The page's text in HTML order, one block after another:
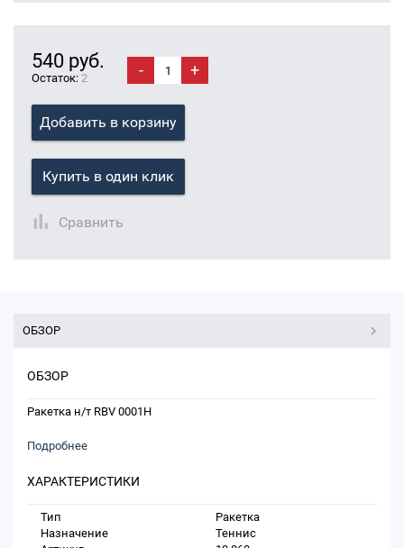
540 руб.
Остаток: 2 - +
Добавить в корзину
Купить в один клик
Сравнить
ОБЗОР
ОБЗОР
Ракетка н/т RBV 0001H
Подробнее
ХАРАКТЕРИСТИКИ
Тип
Ракетка
Назначение
Теннис